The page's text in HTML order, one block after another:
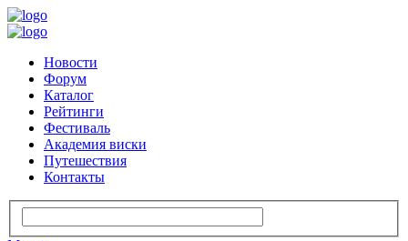
Новости
Форум
Каталог
Рейтинги
Фестиваль
Академия виски
Путешествия
Контакты